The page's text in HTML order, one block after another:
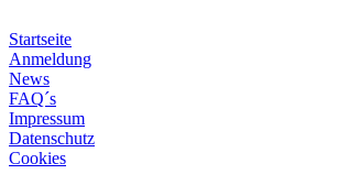
Startseite
Anmeldung
News
FAQ´s
Impressum
Datenschutz
Cookies